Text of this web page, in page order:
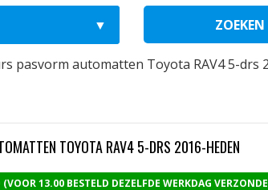
ZOEKEN
pasvorm automatten Toyota RAV4 5-drs
TOYOTA RAV4 5-DRS 2016-HEDEN
13.00 BESTELD DEZELFDE WERKDAG